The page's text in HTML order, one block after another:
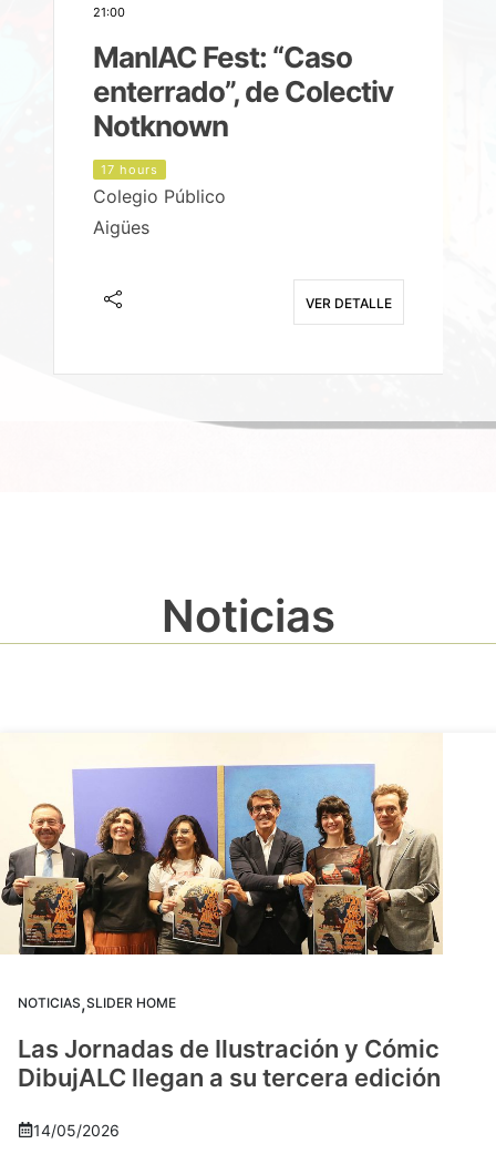
21:00
ManIAC Fest: “Caso
enterrado”, de Colectiv
Notknown
17 hours
Colegio Público
Aigües
VER DETALLE
Noticias
NOTICIAS,SLIDER HOME
Las Jornadas de Ilustración y Cómic
DibujALC llegan a su tercera edición
14/05/2026